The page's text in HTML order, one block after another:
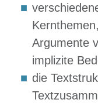
Argumente
implizite
die